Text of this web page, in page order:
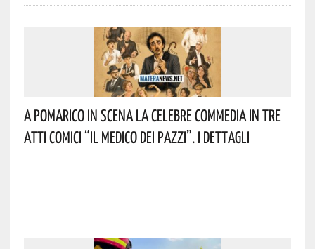
A Pomarico In Scena La Celebre Commedia In Tre
Atti Comici “Il Medico Dei Pazzi”. I Dettagli